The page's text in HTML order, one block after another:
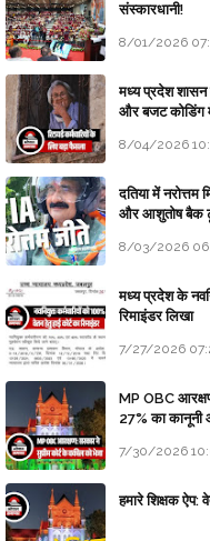
संस्कारधानी!
8/01/2026
मध्य प्रदेश शासन
और बजट कोडिंग
8/04/2026
दतिया में नरोत्तम
और आशुतोष बैक
8/03/2026
मध्य प्रदेश के
रिमाइंडर लिखा
7/27/2026
MP OBC
27% का कानूनी
7/30/2026
हमारे शिक्षक ऐप: